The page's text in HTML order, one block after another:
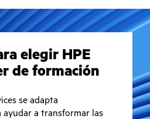
elegir HPE
de formación
se adapta
a transformar las